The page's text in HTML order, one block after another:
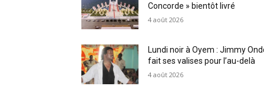
Concorde » bientôt livré
4 août 2026
Lundi noir à Oyem : Jimmy
fait ses valises pour l’au-delà
4 août 2026